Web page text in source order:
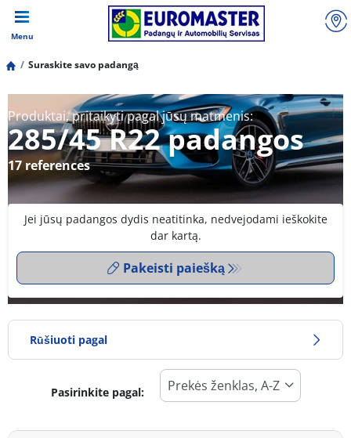
Menu
Suraskite savo padangą
Produktai, pritaikyti pagal jūsų matmenis:
285/45 R22 padangos
17 references
Jei jūsų padangos dydis neatitinka, nedvejodami ieškokite
dar kartą.
Pakeisti paiešką
Rūšiuoti pagal
Padangos tipas
Visi tipai (17)
Pasirinkite pagal: